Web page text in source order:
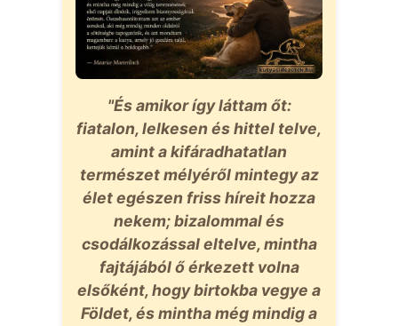
"És amikor így láttam őt:
fiatalon, lelkesen és hittel telve,
amint a kifáradhatatlan
természet mélyéről mintegy az
élet egészen friss híreit hozza
nekem; bizalommal és
csodálkozással eltelve, mintha
fajtájából ő érkezett volna
elsőként, hogy birtokba vegye a
Földet, és mintha még mindig a